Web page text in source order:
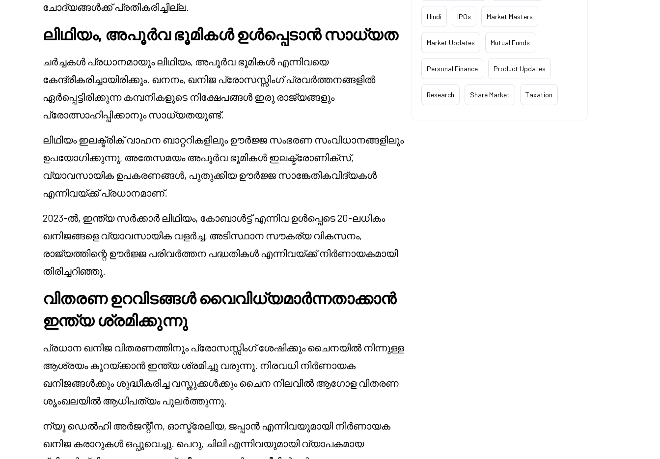
ചോദ്യങ്ങൾക്ക് പ്രതികരിച്ചില്ല.
ലിഥിയം, അപൂർവ ഭൂമികൾ ഉൾപ്പെടാൻ സാധ്യത
ചർച്ചകൾ പ്രധാനമായും ലിഥിയം, അപൂർവ ഭൂമികൾ എന്നിവയെ
കേന്ദ്രീകരിച്ചായിരിക്കും. ഖനനം, ഖനിജ പ്രോസസ്സിംഗ് പ്രവർത്തനങ്ങളിൽ
ഏർപ്പെട്ടിരിക്കുന്ന കമ്പനികളുടെ നിക്ഷേപങ്ങൾ ഇരു രാജ്യങ്ങളും
പ്രോത്സാഹിപ്പിക്കാനും സാധ്യതയുണ്ട്.
ലിഥിയം ഇലക്ട്രിക് വാഹന ബാറ്ററികളിലും ഊർജ്ജ സംഭരണ സംവിധാനങ്ങളിലും
ഉപയോഗിക്കുന്നു, അതേസമയം അപൂർവ ഭൂമികൾ ഇലക്ട്രോണിക്സ്,
വ്യാവസായിക ഉപകരണങ്ങൾ, പുതുക്കിയ ഊർജ്ജ സാങ്കേതികവിദ്യകൾ
എന്നിവയ്ക്ക് പ്രധാനമാണ്.
2023-ൽ, ഇന്ത്യ സർക്കാർ ലിഥിയം, കോബാൾട്ട് എന്നിവ ഉൾപ്പെടെ 20-ലധികം
ഖനിജങ്ങളെ വ്യാവസായിക വളർച്ച, അടിസ്ഥാന സൗകര്യ വികസനം,
രാജ്യത്തിന്റെ ഊർജ്ജ പരിവർത്തന പദ്ധതികൾ എന്നിവയ്ക്ക് നിർണായകമായി
തിരിച്ചറിഞ്ഞു.
വിതരണ ഉറവിടങ്ങൾ വൈവിധ്യമാർന്നതാക്കാൻ
ഇന്ത്യ ശ്രമിക്കുന്നു
പ്രധാന ഖനിജ വിതരണത്തിനും പ്രോസസ്സിംഗ് ശേഷിക്കും ചൈനയിൽ നിന്നുള്ള
ആശ്രയം കുറയ്ക്കാൻ ഇന്ത്യ ശ്രമിച്ചു വരുന്നു. നിരവധി നിർണായക
ഖനിജങ്ങൾക്കും ശുദ്ധീകരിച്ച വസ്തുക്കൾക്കും ചൈന നിലവിൽ ആഗോള വിതരണ
ശൃംഖലയിൽ ആധിപത്യം പുലർത്തുന്നു.
ന്യൂ ഡെൽഹി അർജന്റീന, ഓസ്ട്രേലിയ, ജപ്പാൻ എന്നിവയുമായി നിർണായക
ഖനിജ കരാറുകൾ ഒപ്പുവെച്ചു. പെറു, ചിലി എന്നിവയുമായി വ്യാപകമായ
Hindi IPOs Market Masters
Market Updates Mutual Funds
Personal Finance Product Updates
Research Share Market Taxation